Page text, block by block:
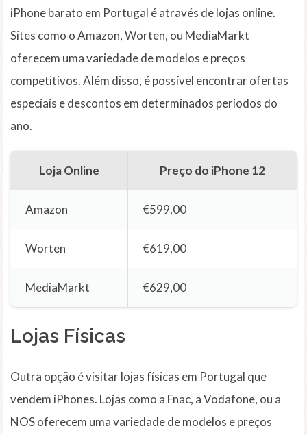
iPhone barato em Portugal é através de lojas online.
Sites como o Amazon, Worten, ou MediaMarkt
oferecem uma variedade de modelos e preços
competitivos. Além disso, é possível encontrar ofertas
especiais e descontos em determinados períodos do
ano.
Loja Online Preço do iPhone 12
Amazon €599,00
Worten €619,00
MediaMarkt €629,00
Lojas Físicas
Outra opção é visitar lojas físicas em Portugal que
vendem iPhones. Lojas como a Fnac, a Vodafone, ou a
NOS oferecem uma variedade de modelos e preços